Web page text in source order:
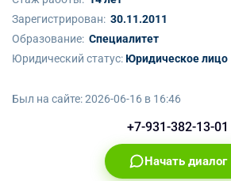
Зарегистрирован: 30.11.2011
Образование: Cпециалитет
Юридический статус: Юридическое лицо
Был на сайте:2026-06-16 в 16:46
+7-931-382-13-01
Начать диалог